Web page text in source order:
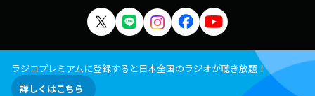
ラジコプレミアムに登録すると日本全国のラジオが聴き放題！
詳しくはこちら